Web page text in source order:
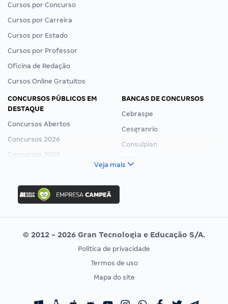
Cursos por Concurso
Cursos por Carreira
Cursos por Estado
Cursos por Professor
Oficina de Redação
Cursos Online Gratuitos
CONCURSOS PÚBLICOS EM
DESTAQUE
Concursos Abertos
Concursos 2026
Concursos 2025
Concurso Nacional Unificado
Concurso Ibama
Concurso MPU
Editais publicados
BANCAS DE CONCURSOS
Cebraspe
Cesgranrio
Consulplan
Vunesp
CONCURSOS POR PROFISSÃO
Concursos Fiscais
EXAME DE ORDEM
Calendário OAB
Veja mais
© 2012 - 2026 Gran Tecnologia e Educação S/A.
Política de privacidade
Termos de uso
Mapa do site